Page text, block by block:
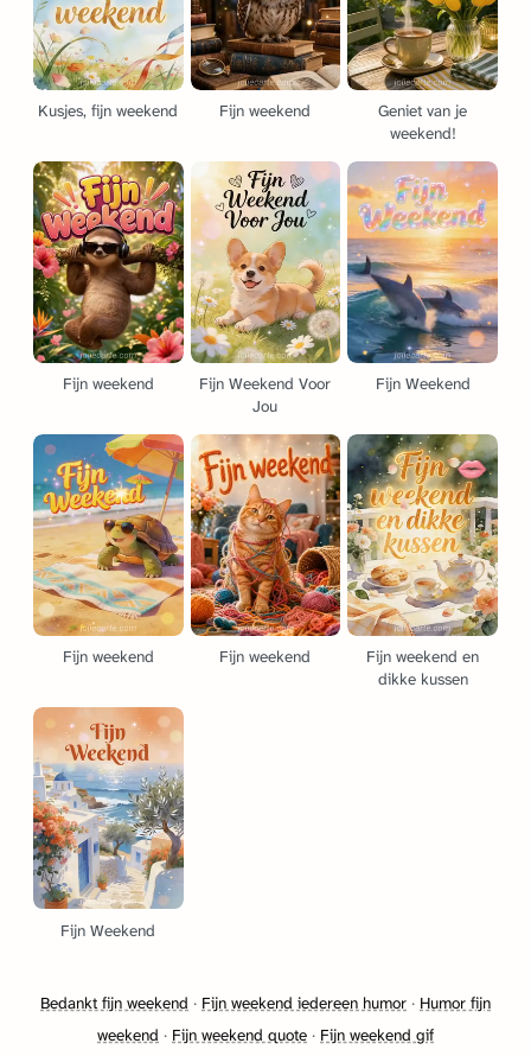
Kusjes, fijn weekend Fijn weekend
Geniet van je
weekend!
Fijn weekend
Fijn Weekend Voor
Jou
Fijn Weekend
Fijn weekend Fijn weekend
Fijn weekend en
dikke kussen
Fijn Weekend
Bedankt fijn weekend · Fijn weekend iedereen humor · Humor fijn
weekend · Fijn weekend quote · Fijn weekend gif